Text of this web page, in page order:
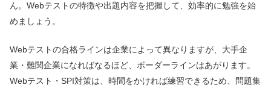
ん。Webテストの特徴や出題内容を把握して、効率的に勉強を始
めましょう。
Webテストの合格ラインは企業によって異なりますが、大手企
業・難関企業になればなるほど、ボーダーラインはあがります。
Webテスト・SPI対策は、時間をかければ練習できるため、問題集